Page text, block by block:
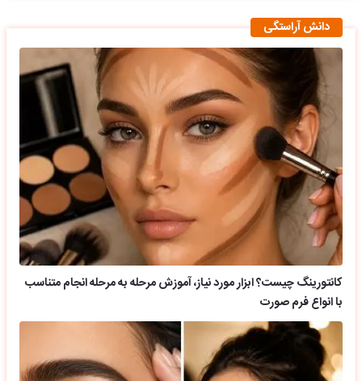
دانش آراستگی
کانتورینگ چیست؟ ابزار مورد نیاز، آموزش مرحله به مرحله انجام متناسب
با انواع فرم صورت